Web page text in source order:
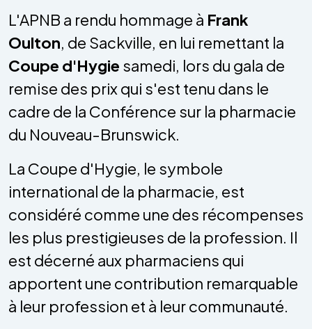
L'APNB a rendu hommage à Frank
Oulton, de Sackville, en lui remettant la
Coupe d'Hygie samedi, lors du gala de
remise des prix qui s'est tenu dans le
cadre de la Conférence sur la pharmacie
du Nouveau-Brunswick.
La Coupe d'Hygie, le symbole
international de la pharmacie, est
considéré comme une des récompenses
les plus prestigieuses de la profession. Il
est décerné aux pharmaciens qui
apportent une contribution remarquable
à leur profession et à leur communauté.